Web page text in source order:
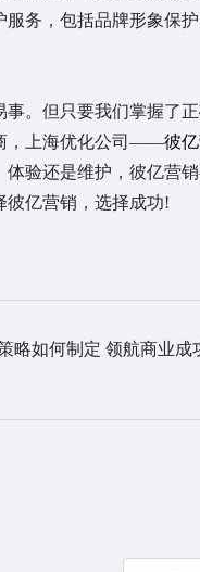
务，包括品牌形象保护
。但只要我们掌握了
，上海优化公司——彼亿
验还是维护，彼亿营
彼亿营销，选择成功!
略如何制定 领航商业成